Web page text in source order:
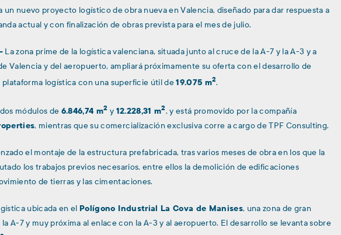
un nuevo proyecto logístico de obra nueva en Valencia, diseñado para dar respuesta a
actual y con finalización de obras prevista para el mes de julio.
La zona prime de la logística valenciana, situada junto al cruce de la A-7 y la A-3 y a
Valencia y del aeropuerto, ampliará próximamente su oferta con el desarrollo de
plataforma logística con una superficie útil de19.075 m2.
módulos de 6.846,74 m2 y 12.228,31 m2, y está promovido por la compañía
, mientras que su comercialización exclusiva corre a cargo de TPF Consulting.
el montaje de la estructura prefabricada, tras varios meses de obra en los que la
los trabajos previos necesarios, entre ellos la demolición de edificaciones
de tierras y las cimentaciones.
ubicada en el Polígono Industrial La Cova de Manises, una zona de gran
A-7 y muy próxima al enlace con la A-3 y al aeropuerto. El desarrollo se levanta sobre